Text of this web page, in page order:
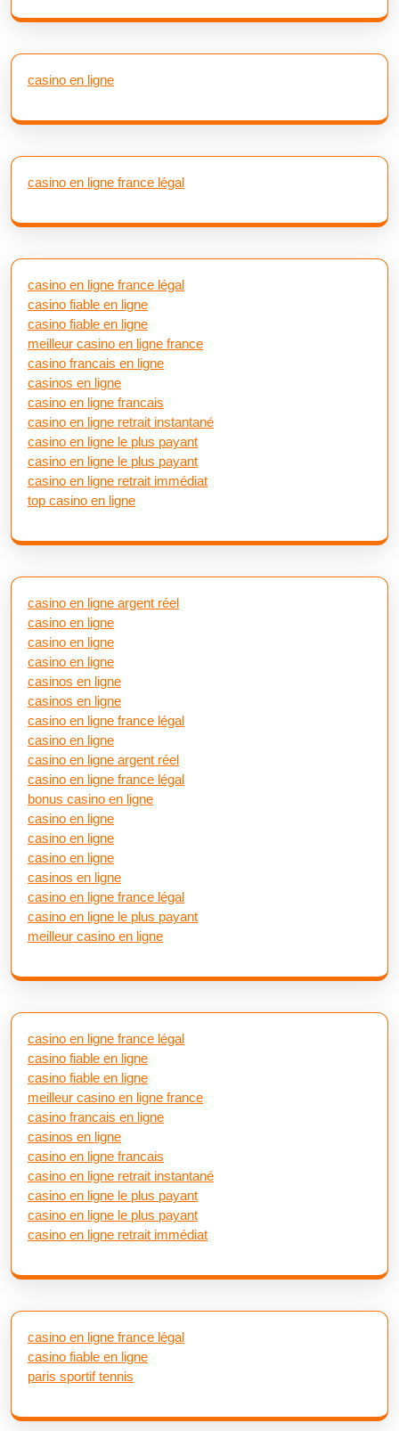
casino en ligne
casino en ligne france légal
casino en ligne france légal
casino fiable en ligne
casino fiable en ligne
meilleur casino en ligne france
casino francais en ligne
casinos en ligne
casino en ligne francais
casino en ligne retrait instantané
casino en ligne le plus payant
casino en ligne le plus payant
casino en ligne retrait immédiat
top casino en ligne
casino en ligne argent réel
casino en ligne
casino en ligne
casino en ligne
casinos en ligne
casinos en ligne
casino en ligne france légal
casino en ligne
casino en ligne argent réel
casino en ligne france légal
bonus casino en ligne
casino en ligne
casino en ligne
casino en ligne
casinos en ligne
casino en ligne france légal
casino en ligne le plus payant
meilleur casino en ligne
casino en ligne france légal
casino fiable en ligne
casino fiable en ligne
meilleur casino en ligne france
casino francais en ligne
casinos en ligne
casino en ligne francais
casino en ligne retrait instantané
casino en ligne le plus payant
casino en ligne le plus payant
casino en ligne retrait immédiat
casino en ligne france légal
casino fiable en ligne
paris sportif tennis